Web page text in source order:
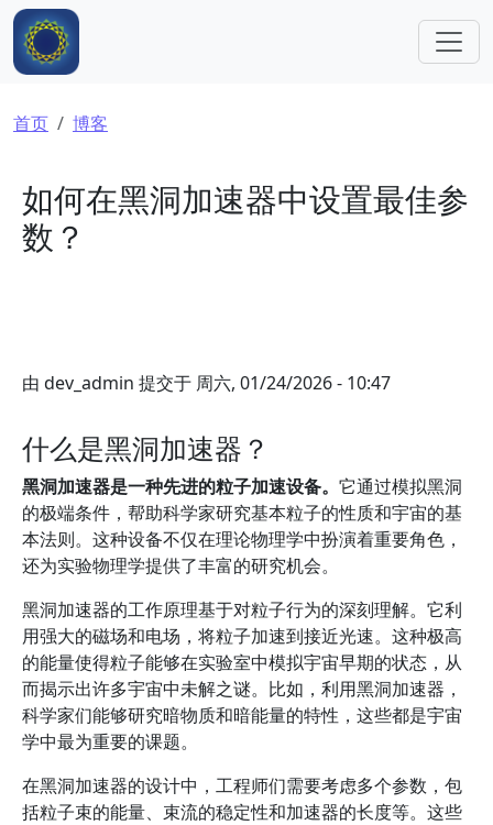
跳转到主要内容
面包屑
首页 博客
如何在黑洞加速器中设置最佳参
数？
由 dev_admin 提交于 周六, 01/24/2026 - 10:47
什么是黑洞加速器？
黑洞加速器是一种先进的粒子加速设备。 它通过模拟黑洞
的极端条件，帮助科学家研究基本粒子的性质和宇宙的基
本法则。这种设备不仅在理论物理学中扮演着重要角色，
还为实验物理学提供了丰富的研究机会。
黑洞加速器的工作原理基于对粒子行为的深刻理解。它利
用强大的磁场和电场，将粒子加速到接近光速。这种极高
的能量使得粒子能够在实验室中模拟宇宙早期的状态，从
而揭示出许多宇宙中未解之谜。比如，利用黑洞加速器，
科学家们能够研究暗物质和暗能量的特性，这些都是宇宙
学中最为重要的课题。
在黑洞加速器的设计中，工程师们需要考虑多个参数，包
括粒子束的能量、束流的稳定性和加速器的长度等。这些